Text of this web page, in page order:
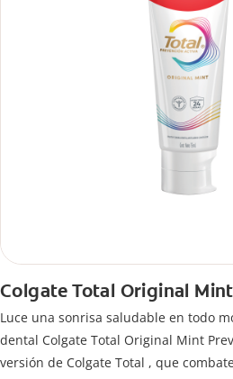
Colgate Total Original
Luce una sonrisa saludable en todo
dental Colgate Total Original Mint
versión de Colgate Total , que